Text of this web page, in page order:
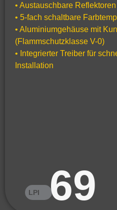
• Austauschbare
• 5-fach schaltbare
• Aluminiumgehäuse mit
(Flammschutzklasse V-0)
• Integrierter Treiber für
Installation
LPI 69